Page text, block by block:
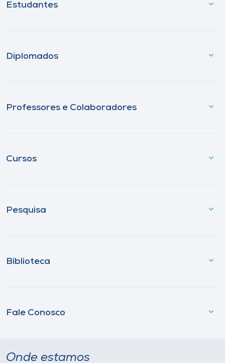
Estudantes
Diplomados
Professores e Colaboradores
Cursos
Pesquisa
Biblioteca
Fale Conosco
Onde estamos